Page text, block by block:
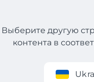
Регистрация
Выберите другую
контента в
Pescaloccasione